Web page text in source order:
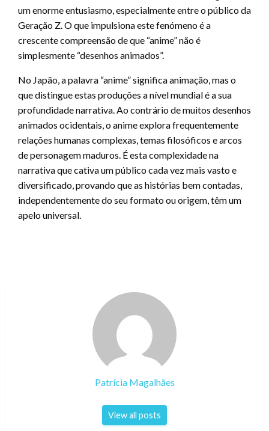
um enorme entusiasmo, especialmente entre o público da
Geração Z. O que impulsiona este fenómeno é a
crescente compreensão de que “anime” não é
simplesmente “desenhos animados”.
No Japão, a palavra “anime” significa animação, mas o
que distingue estas produções a nível mundial é a sua
profundidade narrativa. Ao contrário de muitos desenhos
animados ocidentais, o anime explora frequentemente
relações humanas complexas, temas filosóficos e arcos
de personagem maduros. É esta complexidade na
narrativa que cativa um público cada vez mais vasto e
diversificado, provando que as histórias bem contadas,
independentemente do seu formato ou origem, têm um
apelo universal.
Patrícia Magalhães
View all posts